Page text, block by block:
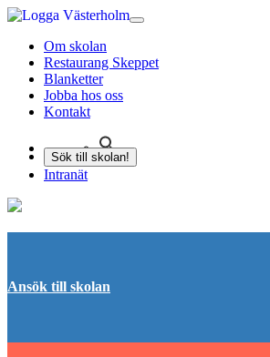
Om skolan
Restaurang Skeppet
Blanketter
Jobba hos oss
Kontakt
Sök till skolan!
Intranät
Ansök till skolan